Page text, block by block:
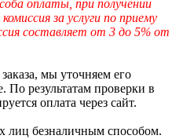
оплаты, при получении
за услуги по приему
составляет от 3 до 5% от
мы уточняем его
По результатам проверки в
оплата через сайт.
лиц безналичным способом.